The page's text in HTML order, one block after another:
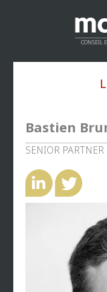
CONSEIL
PROPOSITION DE
RÉSEAU
CONTACT
Bastien
SENIOR PARTNER